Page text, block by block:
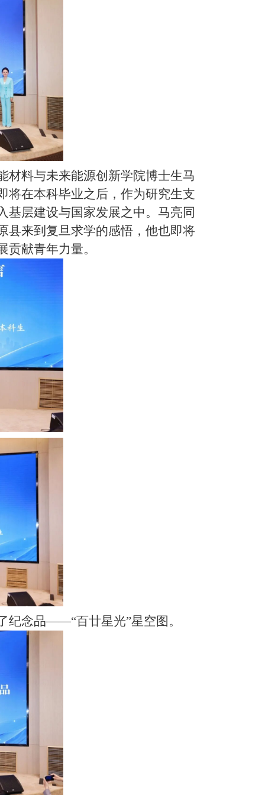
材料与未来能源创新学院博士生马
将在本科毕业之后，作为研究生支
基层建设与国家发展之中。马亮同
县来到复旦求学的感悟，他也即将
献青年力量。
纪念品——“百廿星光”星空图。